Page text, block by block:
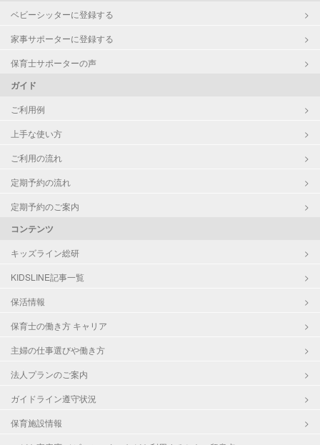
ベビーシッターに登録する
家事サポーターに登録する
保育士サポーターの声
ガイド
ご利用例
上手な使い方
ご利用の流れ
定期予約の流れ
定期予約のご案内
コンテンツ
キッズライン総研
KIDSLINE記事一覧
保活情報
保育士の働き方 キャリア
主婦の仕事選びや働き方
法人プランのご案内
ガイドライン遵守状況
保育施設情報